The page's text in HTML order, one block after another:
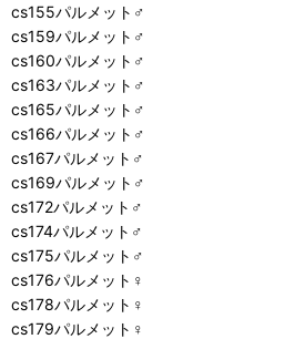
cs155パルメット♂
cs159パルメット♂
cs160パルメット♂
cs163パルメット♂
cs165パルメット♂
cs166パルメット♂
cs167パルメット♂
cs169パルメット♂
cs172パルメット♂
cs174パルメット♂
cs175パルメット♂
cs176パルメット♀
cs178パルメット♀
cs179パルメット♀